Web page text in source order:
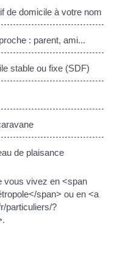
de domicile à votre nom
: parent, ami...
stable ou fixe (SDF)
de plaisance
vous vivez en <span
span> ou en <a
particuliers/?